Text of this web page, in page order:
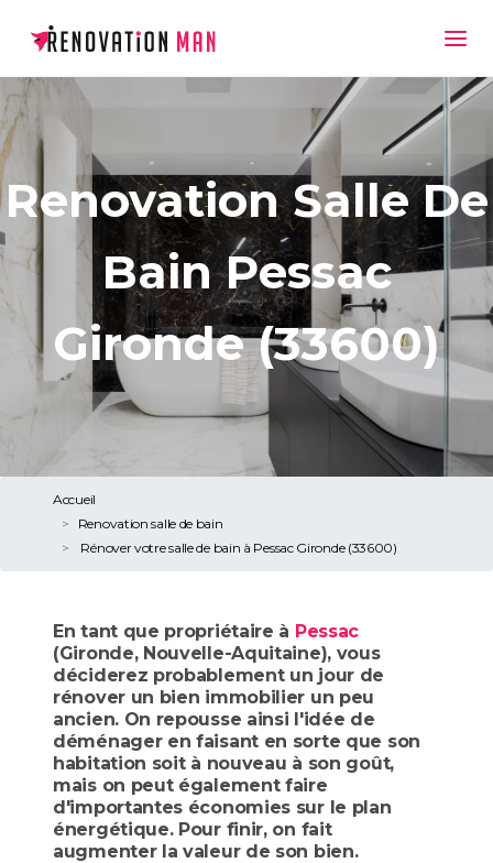
Renovation Salle De
Bain Pessac
Gironde (33600)
Accueil
Renovation salle de bain
Rénover votre salle de bain à Pessac Gironde (33600)
En tant que propriétaire à Pessac
(Gironde, Nouvelle-Aquitaine), vous
déciderez probablement un jour de
rénover un bien immobilier un peu
ancien. On repousse ainsi l'idée de
déménager en faisant en sorte que son
habitation soit à nouveau à son goût,
mais on peut également faire
d'importantes économies sur le plan
énergétique. Pour finir, on fait
augmenter la valeur de son bien.